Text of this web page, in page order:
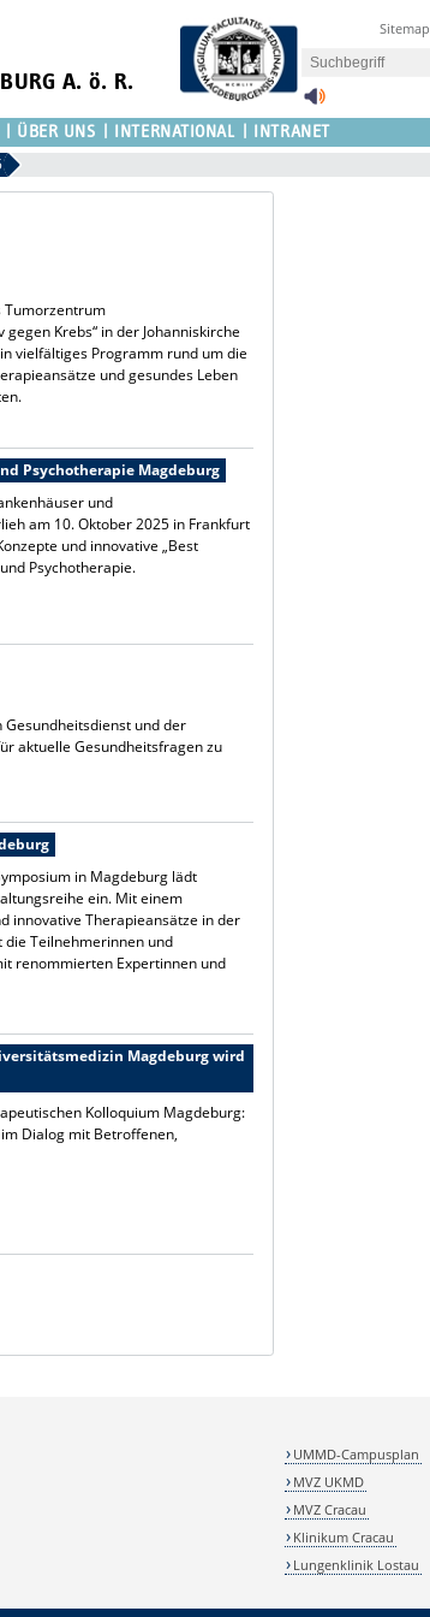
A. ö. R.
Sitemap
ÜBER UNS INTERNATIONAL INTRANET
Tumorzentrum
Krebs“ in der Johanniskirche
vielfältiges Programm rund um die
und gesundes Leben
Psychotherapie Magdeburg
und
am 10. Oktober 2025 in Frankfurt
und innovative „Best
Psychotherapie.
und der
aktuelle Gesundheitsfragen zu
in Magdeburg lädt
ein. Mit einem
innovative Therapieansätze in der
Teilnehmerinnen und
renommierten Expertinnen und
Magdeburg wird
Kolloquium Magdeburg:
Dialog mit Betroffenen,
UMMD-Campusplan
MVZ UKMD
MVZ Cracau
Klinikum Cracau
Lungenklinik Lostau